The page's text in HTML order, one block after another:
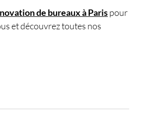
de bureaux à Paris pour
et découvrez toutes nos